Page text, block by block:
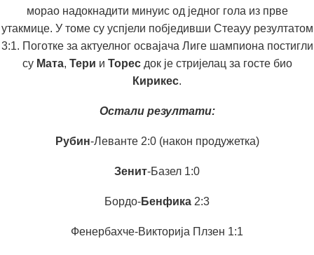
морао надокнадити минуис од једног гола из прве
утакмице. У томе су успјели побједивши Стеауу резултатом
3:1. Поготке за актуелног освајача Лиге шампиона постигли
су Мата, Тери и Торесдок је стријелац за госте био
Кирикес.
Остали резултати:
Рубин-Леванте 2:0 (након продужетка)
Зенит-Базел 1:0
Бордо-Бенфика 2:3
Фенербахче-Викторија Плзен 1:1